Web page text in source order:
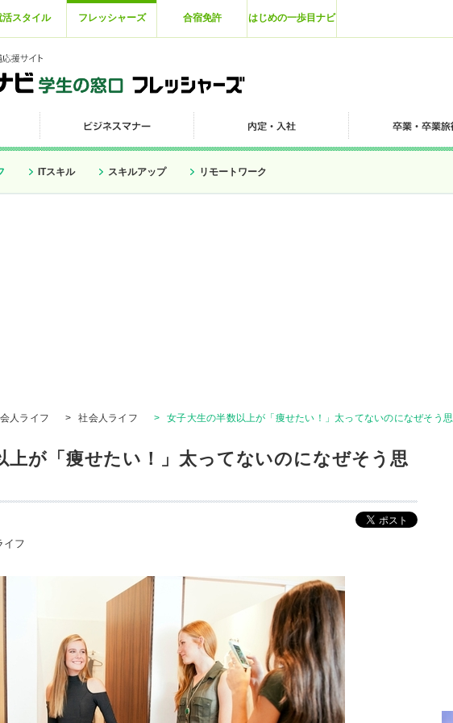
活スタイル フレッシャーズ 合宿免許 はじめの一歩目ナビ
ITスキル スキルアップ リモートワーク
人ライフ > 社会人ライフ > 女子大生の半数以上が「痩せたい！」太ってないのになぜそう
上が「痩せたい！」太ってないのになぜそう思
イフ